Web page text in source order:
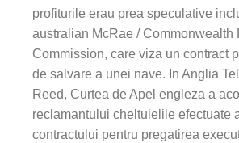
profiturile erau prea speculative
australian McRae / Commonwealth
Commission, care viza un contract
de salvare a unei nave. In Anglia
Reed, Curtea de Apel engleza a
reclamantului cheltuielile efectuate
contractului pentru pregatirea